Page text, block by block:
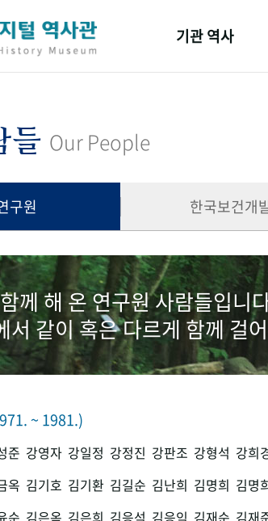
기관 역사
들 Our People
구원 한국보건개
께 해 온 연구원 사람들입니
서 같이 혹은 다르게 함께 걸
~ 1981.)
준 강영자 강일정 강정진 강판조 강형석 강희
옥 김기호 김기환 김길순 김난희 김명희 김명